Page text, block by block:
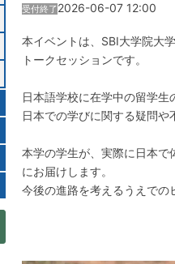
GBプログラム
研修プログラム
長期履修
受付終了 2026-06-07 12:00
本イベントは、SBI大学院大
トークセッションです。
日本語学校に在学中の留学
日本での学びに関する疑問や
本学の学生が、実際に日本で
にお届けします。
今後の進路を考えるうえでの